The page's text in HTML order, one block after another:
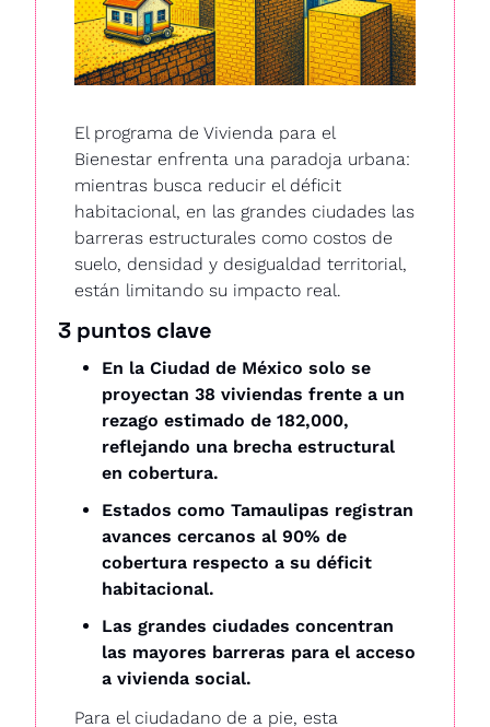
El programa de Vivienda para el
Bienestar enfrenta una paradoja urbana:
mientras busca reducir el déficit
habitacional, en las grandes ciudades las
barreras estructurales como costos de
suelo, densidad y desigualdad territorial,
están limitando su impacto real.
3 puntos clave
En la Ciudad de México solo se
proyectan 38 viviendas frente a un
rezago estimado de 182,000,
reflejando una brecha estructural
en cobertura.
Estados como Tamaulipas registran
avances cercanos al 90% de
cobertura respecto a su déficit
habitacional.
Las grandes ciudades concentran
las mayores barreras para el acceso
a vivienda social.
Para el ciudadano de a pie, esta